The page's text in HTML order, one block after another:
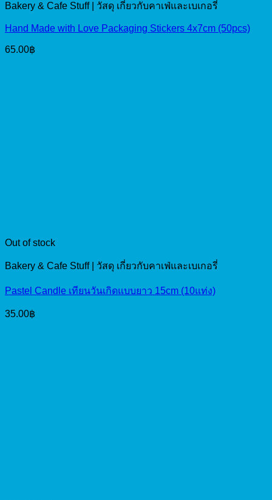
Bakery & Cafe Stuff | วัสดุ เกี่ยวกับคาเฟ่และเบเกอรี่
Hand Made with Love Packaging Stickers 4x7cm (50pcs)
65.00฿
Out of stock
Bakery & Cafe Stuff | วัสดุ เกี่ยวกับคาเฟ่และเบเกอรี่
Pastel Candle เทียนวันเกิดแบบยาว 15cm (10แท่ง)
35.00฿